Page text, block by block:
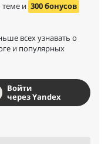
теме и 300 бонусов
всех узнавать о
и популярных
Войти
через Yandex